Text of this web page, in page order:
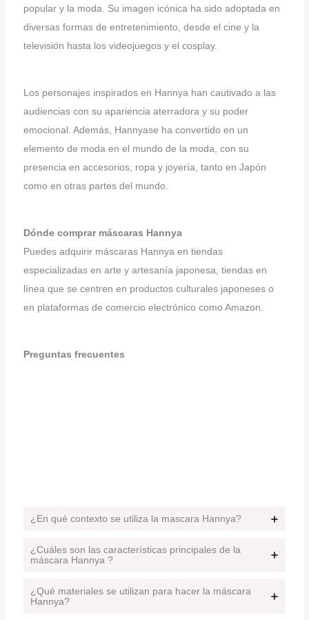
popular y la moda. Su imagen icónica ha sido adoptada en
diversas formas de entretenimiento, desde el cine y la
televisión hasta los videojuegos y el cosplay.
Los personajes inspirados en Hannya han cautivado a las
audiencias con su apariencia aterradora y su poder
emocional. Además, Hannyase ha convertido en un
elemento de moda en el mundo de la moda, con su
presencia en accesorios, ropa y joyería, tanto en Japón
como en otras partes del mundo.
Dónde comprar máscaras Hannya
Puedes adquirir máscaras Hannya en tiendas
especializadas en arte y artesanía japonesa, tiendas en
línea que se centren en productos culturales japoneses o
en plataformas de comercio electrónico como Amazon.
Preguntas frecuentes
¿En qué contexto se utiliza la mascara Hannya?
¿Cuáles son las características principales de la
máscara Hannya ?
¿Qué materiales se utilizan para hacer la máscara
Hannya?